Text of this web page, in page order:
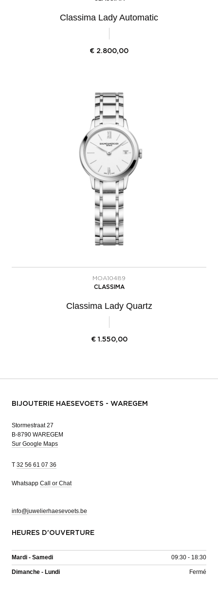
Classima Lady Automatic
€ 2.800,00
MOA10489
CLASSIMA
Classima Lady Quartz
€ 1.550,00
BIJOUTERIE HAESEVOETS - WAREGEM
Stormestraat 27
B-8790 WAREGEM
Sur Google Maps
T 32 56 61 07 36
Whatsapp Call or Chat
info@juwelierhaesevoets.be
HEURES D'OUVERTURE
Mardi - Samedi 09:30 - 18:30
Dimanche - Lundi Fermé